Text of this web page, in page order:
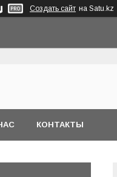
Создать сайт на Satu.kz
КОНТАКТЫ